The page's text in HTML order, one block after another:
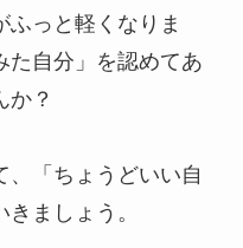
っと軽くなりま
た自分」を認めてあ
か？
、「ちょうどいい自
ましょう。